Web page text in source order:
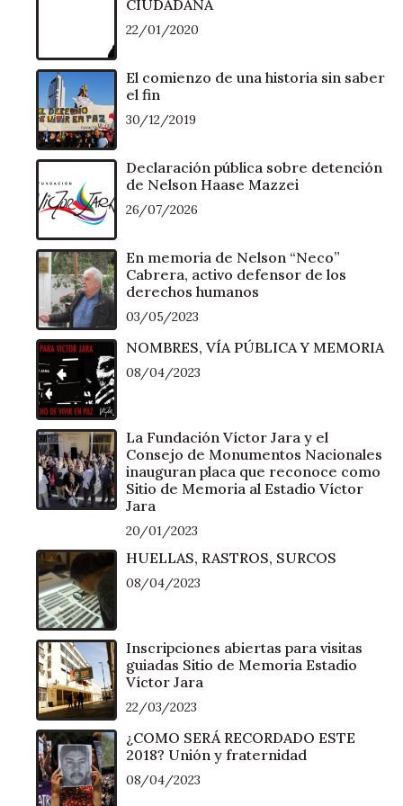
CIUDADANA
22/01/2020
El comienzo de una historia sin saber
el fin
30/12/2019
Declaración pública sobre detención
de Nelson Haase Mazzei
26/07/2026
En memoria de Nelson “Neco”
Cabrera, activo defensor de los
derechos humanos
03/05/2023
NOMBRES, VÍA PÚBLICA Y MEMORIA
08/04/2023
La Fundación Víctor Jara y el
Consejo de Monumentos Nacionales
inauguran placa que reconoce como
Sitio de Memoria al Estadio Víctor
Jara
20/01/2023
HUELLAS, RASTROS, SURCOS
08/04/2023
Inscripciones abiertas para visitas
guiadas Sitio de Memoria Estadio
Víctor Jara
22/03/2023
¿COMO SERÁ RECORDADO ESTE
2018? Unión y fraternidad
08/04/2023